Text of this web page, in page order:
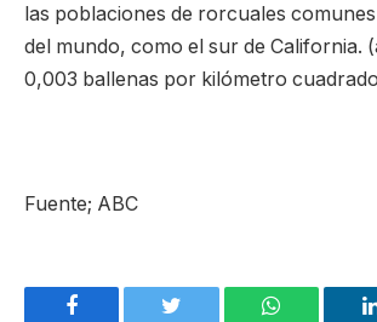
las poblaciones de rorcuales
del mundo, como el sur de California.
0,003 ballenas por kilómetro
Fuente; ABC